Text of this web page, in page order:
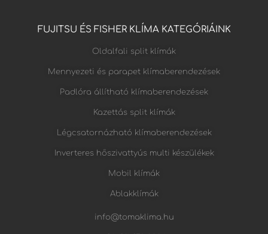
FUJITSU ÉS FISHER KLÍMA KATEGÓRIÁINK
Oldalfali split klímák
Mennyezeti és parapet klímaberendezések
Padlóra állítható klímaberendezések
Kazettás split klímák
Légcsatornázható klímaberendezések
Inverteres hőszivattyús multi készülékek
Mobil klímák
Ablakklímák
info@tomaklima.hu